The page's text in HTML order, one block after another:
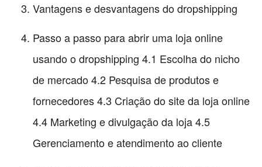
Vantagens e desvantagens do dropshipping
Passo a passo para abrir uma loja online
usando o dropshipping 4.1 Escolha do nicho
de mercado 4.2 Pesquisa de produtos e
fornecedores 4.3 Criação do site da loja online
4.4 Marketing e divulgação da loja 4.5
Gerenciamento e atendimento ao cliente